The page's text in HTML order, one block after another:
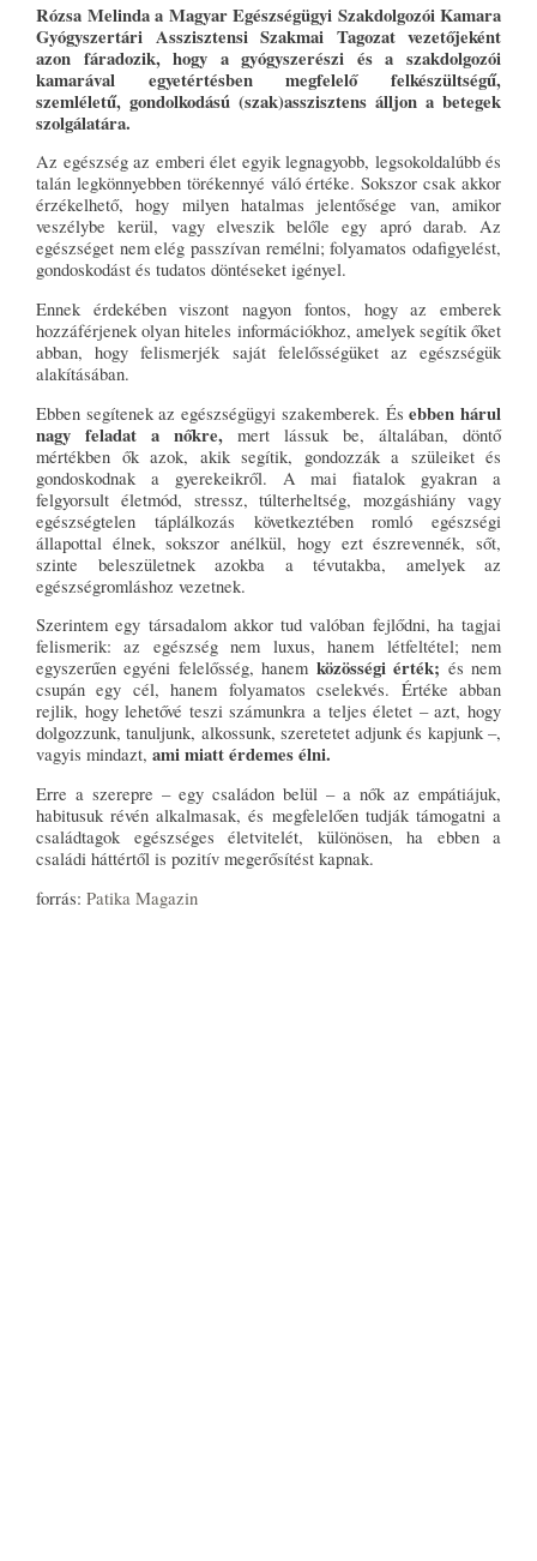
Rózsa Melinda a Magyar Egészségügyi Szakdolgozói Kamara
Gyógyszertári Asszisztensi Szakmai Tagozat vezetőjeként
azon fáradozik, hogy a gyógyszerészi és a szakdolgozói
kamarával egyetértésben megfelelő felkészültségű,
szemléletű, gondolkodású (szak)asszisztens álljon a betegek
szolgálatára.
Az egészség az emberi élet egyik legnagyobb, legsokoldalúbb és
talán legkönnyebben törékennyé váló értéke. Sokszor csak akkor
érzékelhető, hogy milyen hatalmas jelentősége van, amikor
veszélybe kerül, vagy elveszik belőle egy apró darab. Az
egészséget nem elég passzívan remélni; folyamatos odafigyelést,
gondoskodást és tudatos döntéseket igényel.
Ennek érdekében viszont nagyon fontos, hogy az emberek
hozzáférjenek olyan hiteles információkhoz, amelyek segítik őket
abban, hogy felismerjék saját felelősségüket az egészségük
alakításában.
Ebben segítenek az egészségügyi szakemberek. Ésebben hárul
nagy feladat a nőkre, mert lássuk be, általában, döntő
mértékben ők azok, akik segítik, gondozzák a szüleiket és
gondoskodnak a gyerekeikről. A mai fiatalok gyakran a
felgyorsult életmód, stressz, túlterheltség, mozgáshiány vagy
egészségtelen táplálkozás következtében romló egészségi
állapottal élnek, sokszor anélkül, hogy ezt észrevennék, sőt,
szinte beleszületnek azokba a tévutakba, amelyek az
egészségromláshoz vezetnek.
Szerintem egy társadalom akkor tud valóban fejlődni, ha tagjai
felismerik: az egészség nem luxus, hanem létfeltétel; nem
egyszerűen egyéni felelősség, hanem közösségi érték; és nem
csupán egy cél, hanem folyamatos cselekvés. Értéke abban
rejlik, hogy lehetővé teszi számunkra a teljes életet – azt, hogy
dolgozzunk, tanuljunk, alkossunk, szeretetet adjunk és kapjunk –,
vagyis mindazt, ami miatt érdemes élni.
Erre a szerepre – egy családon belül – a nők az empátiájuk,
habitusuk révén alkalmasak, és megfelelően tudják támogatni a
családtagok egészséges életvitelét, különösen, ha ebben a
családi háttértől is pozitív megerősítést kapnak.
forrás: Patika Magazin